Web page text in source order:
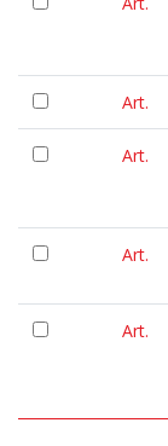
Art.
Art.
Art.
Art.